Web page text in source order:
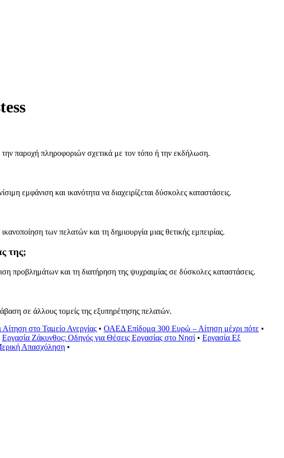
παροχή πληροφοριών σχετικά με τον τόπο ή την εκδήλωση.
εμφάνιση και ικανότητα να διαχειρίζεται δύσκολες καταστάσεις.
των πελατών και τη δημιουργία μιας θετικής εμπειρίας.
της;
προβλημάτων και τη διατήρηση της ψυχραιμίας σε δύσκολες καταστάσεις.
σε άλλους τομείς της εξυπηρέτησης πελατών.
στο Ταμείο Ανεργίας • ΟΑΕΔ Επίδομα 300 Ευρώ – Αίτηση μέχρι πότε •
Εργασία Ζάκυνθος: Οδηγός για Θέσεις Εργασίας στο Νησί • Εργασία Εξ
Απασχόληση •